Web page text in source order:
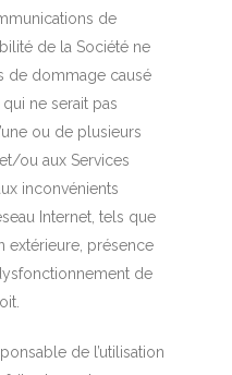
de
de la Société ne
de dommage causé
ne serait pas
ou de plusieurs
ou aux Services
inconvénients
Internet, tels que
extérieure, présence
de
de l’utilisation